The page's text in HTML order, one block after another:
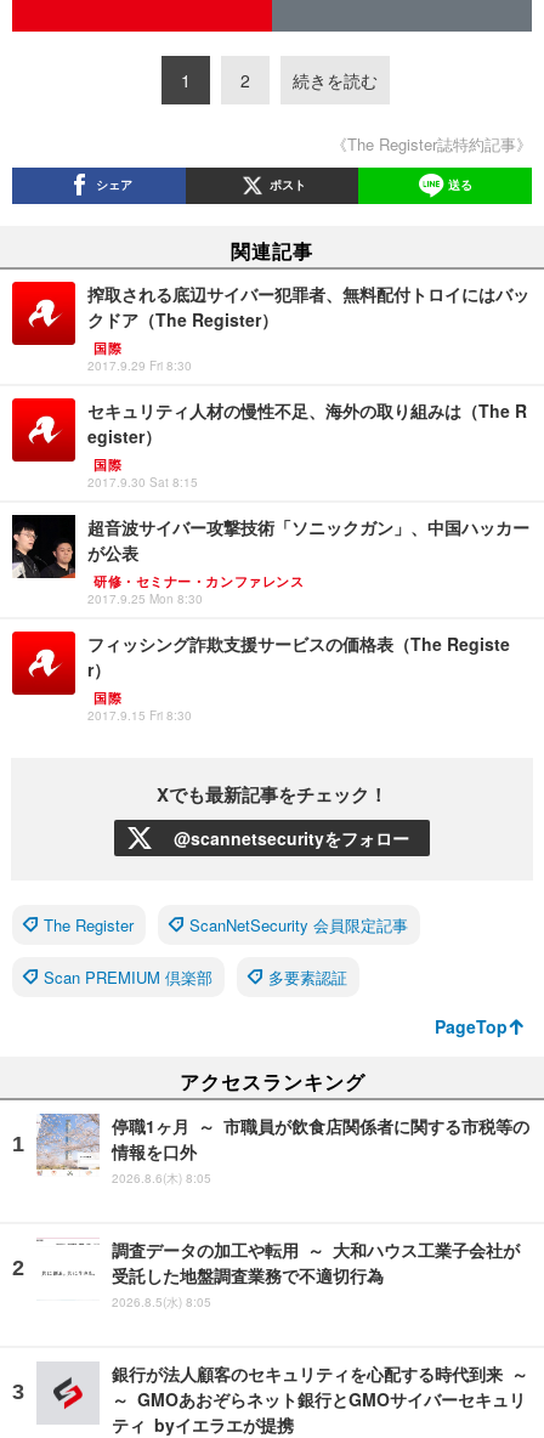
1 2 続きを読む
《The Register誌特約記事》
シェア ポスト 送る
関連記事
搾取される底辺サイバー犯罪者、無料配付トロイにはバッ
クドア（The Register）
国際
2017.9.29 Fri 8:30
セキュリティ人材の慢性不足、海外の取り組みは（The R
egister）
国際
2017.9.30 Sat 8:15
超音波サイバー攻撃技術「ソニックガン」、中国ハッカー
が公表
研修・セミナー・カンファレンス
2017.9.25 Mon 8:30
フィッシング詐欺支援サービスの価格表（The Registe
r）
国際
2017.9.15 Fri 8:30
Xでも最新記事をチェック！
@scannetsecurityをフォロー
The Register ScanNetSecurity 会員限定記事
Scan PREMIUM 倶楽部 多要素認証
PageTop
アクセスランキング
停職1ヶ月 ～ 市職員が飲食店関係者に関する市税等の
情報を口外
2026.8.6(木) 8:05
調査データの加工や転用 ～ 大和ハウス工業子会社が
受託した地盤調査業務で不適切行為
2026.8.5(水) 8:05
銀行が法人顧客のセキュリティを心配する時代到来 ～
～ GMOあおぞらネット銀行とGMOサイバーセキュリ
ティ byイエラエが提携